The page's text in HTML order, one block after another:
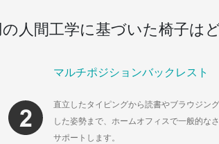
人間工学に基づいた椅子は
マルチポジションバックレスト
直立したタイピングから読書やブラウジン
した姿勢まで、ホームオフィスで一般的な
サポートします。